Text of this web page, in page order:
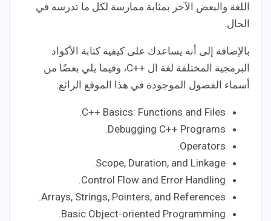
اللغة والبعض الآخر بمثابة ممارسة لكل ما تدرسه في
الحال.
بالإضافة إلى أنه يساعدك على كيفية كتابة الأكواد
البرمجية المختلفة لغة ال ++C، وفيما يلي بعضًا من
أسماء الفصول الموجودة في هذا الموقع الرائع:
C++ Basics: Functions and Files.
Debugging C++ Programs.
Operators.
Scope, Duration, and Linkage.
Control Flow and Error Handling.
Arrays, Strings, Pointers, and References.
Basic Object-oriented Programming.